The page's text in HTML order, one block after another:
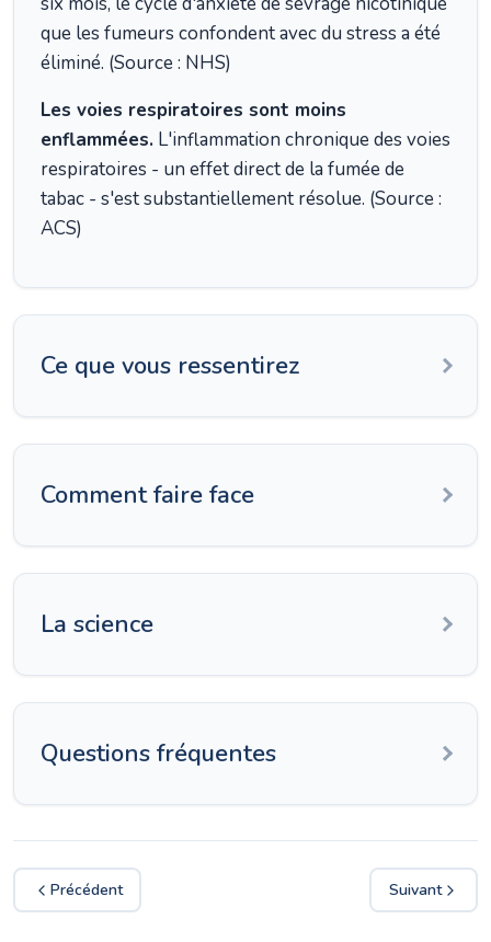
que les fumeurs confondent avec du stress a été
éliminé. (Source : NHS)
Les voies respiratoires sont moins
enflammées. L'inflammation chronique des voies
respiratoires - un effet direct de la fumée de
tabac - s'est substantiellement résolue. (Source :
ACS)
Ce que vous ressentirez
Comment faire face
La science
Questions fréquentes
Précédent Suivant